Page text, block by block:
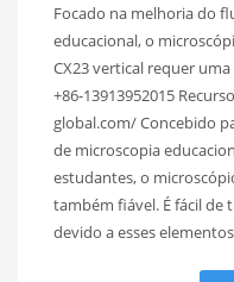
Focado na melhoria do
educacional, o
CX23 vertical requer
+86-13913952015
global.com/ Concebido
de microscopia
estudantes, o
também fiável. É fácil de
devido a esses